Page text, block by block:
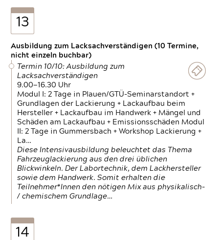
13
Ausbildung zum Lacksachverständigen (10 Termine,
nicht einzeln buchbar)
Termin 10/10: Ausbildung zum
Lacksachverständigen
9.00—16.30 Uhr
Modul I: 2 Tage in Plauen/GTÜ-Seminarstandort +
Grundlagen der Lackierung + Lackaufbau beim
Hersteller + Lackaufbau im Handwerk + Mängel und
Schäden am Lackaufbau + Emissionsschäden Modul
II: 2 Tage in Gummersbach + Workshop Lackierung +
La…
Diese Intensivausbildung beleuchtet das Thema
Fahrzeuglackierung aus den drei üblichen
Blickwinkeln. Der Labortechnik, dem Lackhersteller
sowie dem Handwerk. Somit erhalten die
Teilnehmer*Innen den nötigen Mix aus physikalisch-
/ chemischem Grundlage…
14